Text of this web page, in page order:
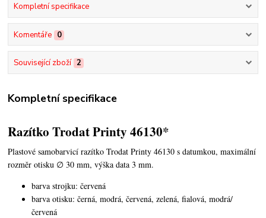
Kompletní specifikace
Komentáře 0
Související zboží 2
Kompletní specifikace
Razítko Trodat Printy 46130*
Plastové samobarvicí razítko Trodat Printy 46130 s datumkou,maximální
rozměr otisku ∅ 30 mm, výška data 3 mm.
barva strojku: červená
barva otisku: černá, modrá, červená, zelená, fialová, modrá/
červená